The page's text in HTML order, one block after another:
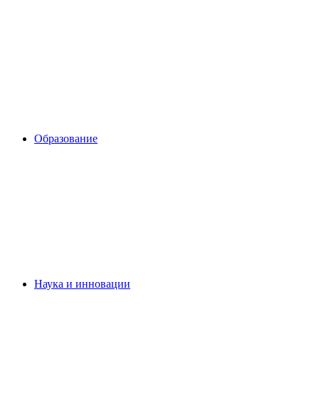
Образование
Наука и инновации